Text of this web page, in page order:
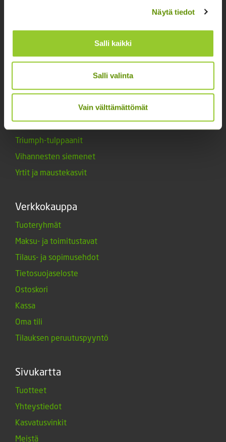
Näytä tiedot
Salli kaikki
Salli valinta
Vain välttämättömät
Marjat ja mansikat
Muut tuotteet
Tarvikkeet
Triumph-tulppaanit
Vihannesten siemenet
Yrtit ja maustekasvit
Verkkokauppa
Tuoteryhmät
Maksu- ja toimitustavat
Tilaus- ja sopimusehdot
Tietosuojaseloste
Ostoskori
Kassa
Oma tili
Tilauksen peruutuspyyntö
Sivukartta
Tuotteet
Yhteystiedot
Kasvatusvinkit
Meistä